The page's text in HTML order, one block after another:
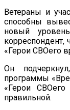
Ветераны и
способны
новый
«Герои СВОего
Он
программы
«Герои
правильной.